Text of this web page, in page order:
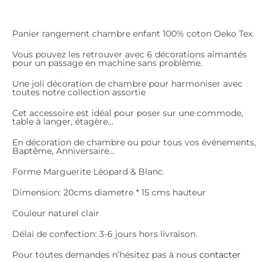
Panier rangement chambre enfant 100% coton Oeko Tex.
Vous pouvez les retrouver avec 6 décorations aimantés
pour un passage en machine sans problème.
Une joli décoration de chambre pour harmoniser avec
toutes notre collection assortie
Cet accessoire est idéal pour poser sur une commode,
table à langer, étagère…
En décoration de chambre ou pour tous vos événements,
Baptême, Anniversaire…
Forme Marguerite Léopard & Blanc.
Dimension: 20cms diametre * 15 cms hauteur
Couleur naturel clair
Délai de confection: 3-6 jours hors livraison.
Pour toutes demandes n’hésitez pas à nous contacter